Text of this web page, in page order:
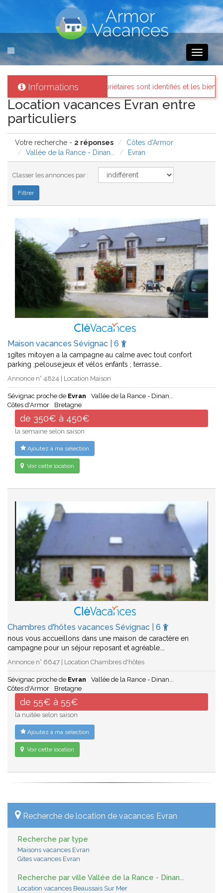
Toggle
Informations
: Tous les propriétaires sont identifiés et les biens loués
Location vacances Evran entre
particuliers
Votre recherche - 2 réponses
Côtes d'Armor
Vallée de la Rance - Dinan...
Evran
Classer les annonces par :
Maison vacances Sévignac | 6
1gîtes mitoyen a la campagne au calme avec tout confort
parking ;pelouse;jeux et vélos enfants ; terrasse…
Annonce n° 4824 | Location Maison
Sévignac proche de Evran
Vallée de la Rance - Dinan...
Côtes d'Armor
Bretagne
de 350€ à 450€
la semaine selon saison
Ajoutez à ma sélection
Voir cette location
Chambres d'hôtes vacances Sévignac | 6
nous vous accueillons dans une maison de caractère en
campagne pour un séjour reposant et agréable.…
Annonce n° 6647 | Location Chambres d'hôtes
Sévignac proche de Evran
Vallée de la Rance - Dinan...
Côtes d'Armor
Bretagne
de 55€ à 55€
la nuitée selon saison
Ajoutez à ma sélection
Voir cette location
Recherche de location de vacances Evran
Recherche par type
Maisons vacances Evran
Gites vacances Evran
Recherche par ville Vallée de la Rance - Dinan...
Location vacances Beaussais Sur Mer